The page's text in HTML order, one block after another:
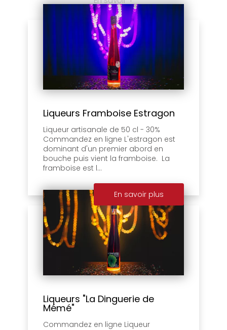
Liqueurs Framboise Estragon
Liqueur artisanale de 50 cl - 30%
Commandez en ligne L'estragon est
dominant d'un premier abord en
bouche puis vient la framboise. La
framboise est l...
En savoir plus
Liqueurs "La Dinguerie de
Mémé"
Commandez en ligne Liqueur